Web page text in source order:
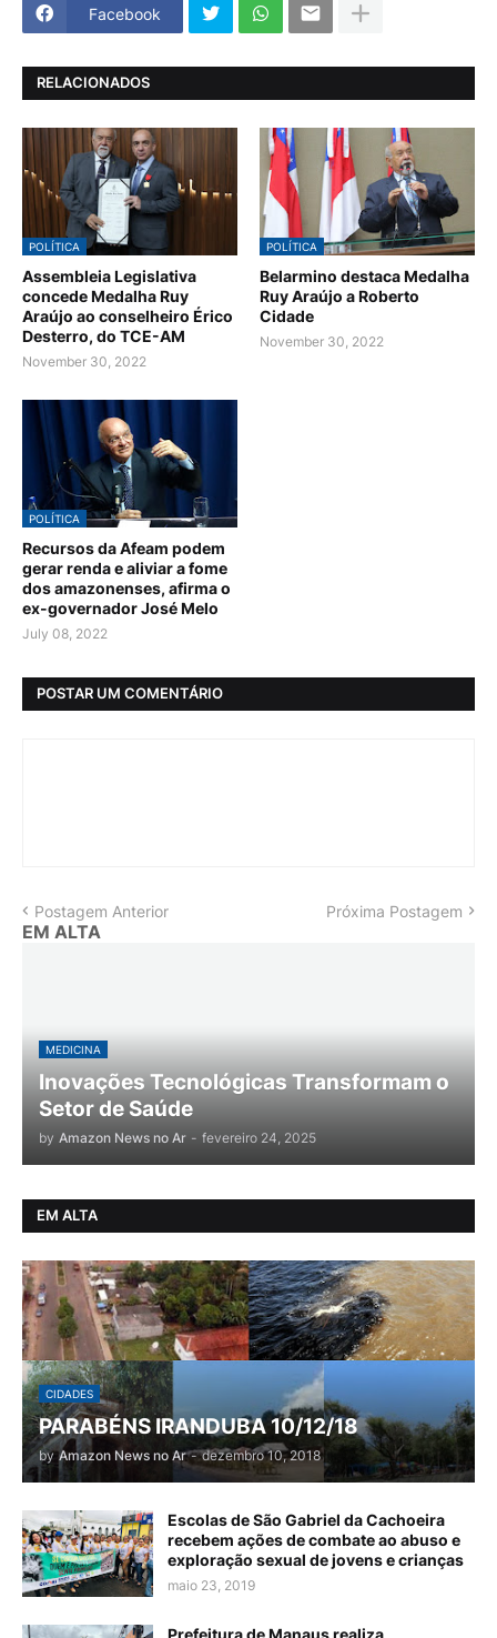
Facebook
RELACIONADOS
POLÍTICA
Assembleia Legislativa
concede Medalha Ruy
Araújo ao conselheiro Érico
Desterro, do TCE-AM
November 30, 2022
POLÍTICA
Belarmino destaca Medalha
Ruy Araújo a Roberto
Cidade
November 30, 2022
POLÍTICA
Recursos da Afeam podem
gerar renda e aliviar a fome
dos amazonenses, afirma o
ex-governador José Melo
July 08, 2022
POSTAR UM COMENTÁRIO
Postagem Anterior Próxima Postagem
EM ALTA
MEDICINA
Inovações Tecnológicas Transformam o
Setor de Saúde
by Amazon News no Ar - fevereiro 24, 2025
EM ALTA
CIDADES
PARABÉNS IRANDUBA 10/12/18
by Amazon News no Ar - dezembro 10, 2018
Escolas de São Gabriel da Cachoeira
recebem ações de combate ao abuso e
exploração sexual de jovens e crianças
maio 23, 2019
Prefeitura de Manaus realiza